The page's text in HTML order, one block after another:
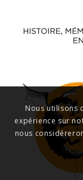
Nous utilisons
expérience sur
nous